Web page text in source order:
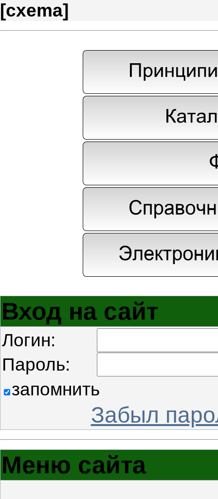
[cxema]
Вход на сайт
Логин:
Пароль:
запомнить
Забыл
Меню сайта